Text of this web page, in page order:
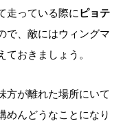
走っている際に ピョテ
で、敵にはウィングマ
おきましょう。
方が離れた場所にいて
めんどうなことになり